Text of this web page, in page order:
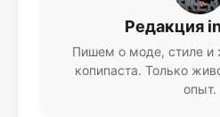
Редакция
Пишем о моде, стиле и
копипаста. Только
опыт.